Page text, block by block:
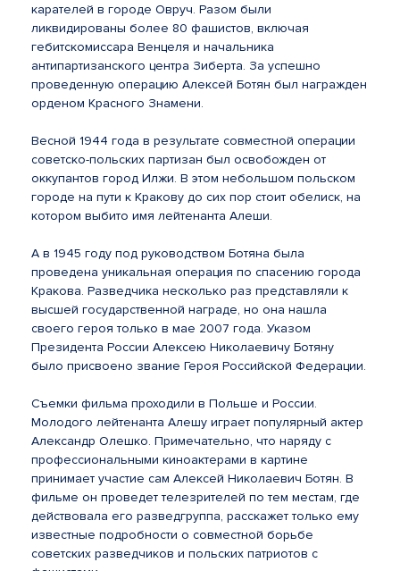
карателей в городе Овруч. Разом были
ликвидированы более 80 фашистов, включая
гебитскомиссара Венцеля и начальника
антипартизанского центра Зиберта. За успешно
проведенную операцию Алексей Ботян был награжден
орденом Красного Знамени.
Весной 1944 года в результате совместной операции
советско-польских партизан был освобожден от
оккупантов город Илжи. В этом небольшом польском
городе на пути к Кракову до сих пор стоит обелиск, на
котором выбито имя лейтенанта Алеши.
А в 1945 году под руководством Ботяна была
проведена уникальная операция по спасению города
Кракова. Разведчика несколько раз представляли к
высшей государственной награде, но она нашла
своего героя только в мае 2007 года. Указом
Президента России Алексею Николаевичу Ботяну
было присвоено звание Героя Российской Федерации.
Съемки фильма проходили в Польше и России.
Молодого лейтенанта Алешу играет популярный актер
Александр Олешко. Примечательно, что наряду с
профессиональными киноактерами в картине
принимает участие сам Алексей Николаевич Ботян. В
фильме он проведет телезрителей по тем местам, где
действовала его разведгруппа, расскажет только ему
известные подробности о совместной борьбе
советских разведчиков и польских патриотов с